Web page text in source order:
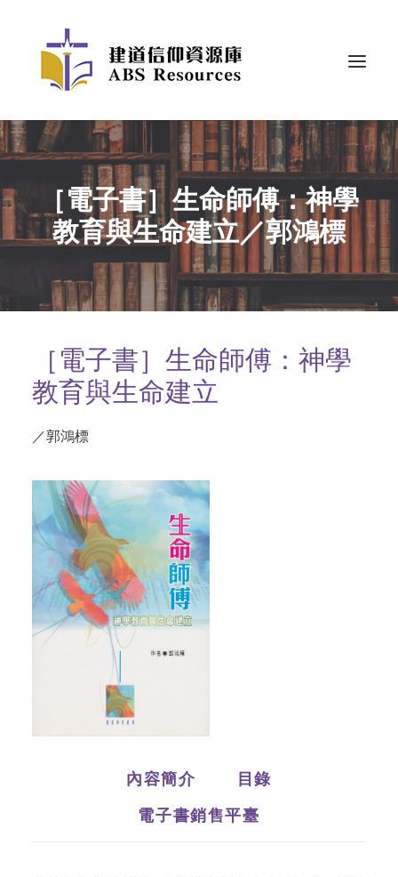
［電子書］生命師傅：神學
教育與生命建立／郭鴻標
［電子書］生命師傅：神學
教育與生命建立
／郭鴻標
內容簡介
目錄
電子書銷售平臺